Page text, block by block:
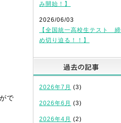
で
み開始！】
2026/06/03
【全国統一高校生テスト 締
め切り迫る！！】
2026年7月 (3)
2026年6月 (3)
2026年4月 (2)